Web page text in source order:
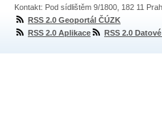
Kontakt: Pod sídlištěm 9/1800, 182 11
RSS 2.0 Geoportál ČÚZK
RSS 2.0 Aplikace
RSS 2.0